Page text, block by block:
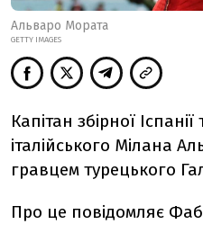
Альваро Мората
GETTY IMAGES
Капітан збірної
італійського Мілана
гравцем турецького
Про це повідомляє